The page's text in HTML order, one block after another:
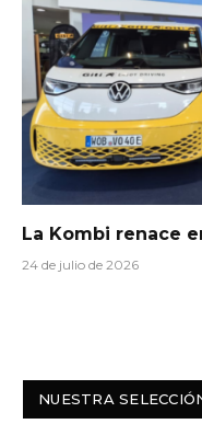
La Kombi renace
24 de julio de 2026
NUESTRA